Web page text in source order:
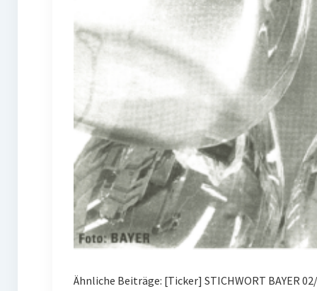
Ähnliche Beiträge: [Ticker] STICHWORT BAYER